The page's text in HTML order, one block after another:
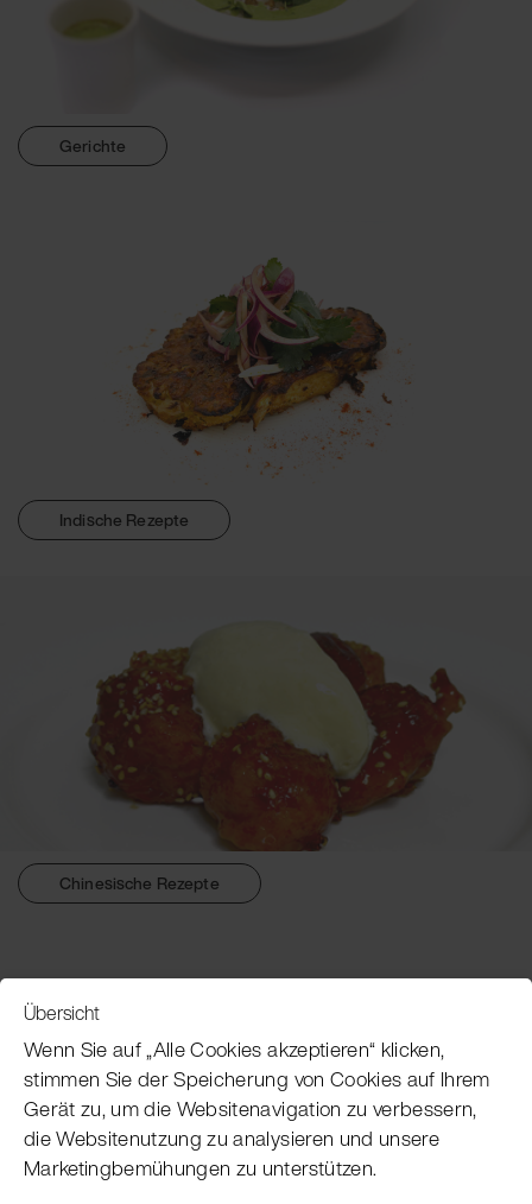
Gerichte
Indische Rezepte
Chinesische Rezepte
Pacojet Newsletter
Möchten Sie regelmäßig über Neuigkeiten,
Übersicht
Wenn Sie auf „Alle Cookies akzeptieren“ klicken,
stimmen Sie der Speicherung von Cookies auf Ihrem
Gerät zu, um die Websitenavigation zu verbessern,
die Websitenutzung zu analysieren und unsere
Marketingbemühungen zu unterstützen.